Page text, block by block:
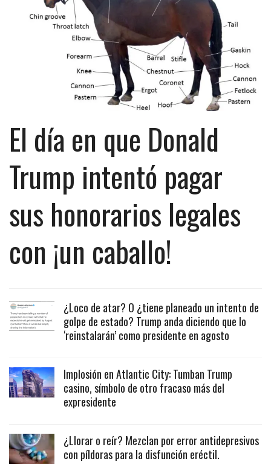
El día en que Donald
Trump intentó pagar
sus honorarios legales
con ¡un caballo!
¿Loco de atar? O ¿tiene planeado un intento de
golpe de estado? Trump anda diciendo que lo
‘reinstalarán’ como presidente en agosto
Implosión en Atlantic City: Tumban Trump
casino, símbolo de otro fracaso más del
expresidente
¿Llorar o reír? Mezclan por error antidepresivos
con píldoras para la disfunción eréctil.